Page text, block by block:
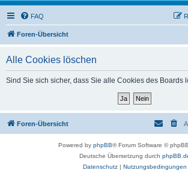
FAQ
Foren-Übersicht
Alle Cookies löschen
Sind Sie sich sicher, dass Sie alle Cookies des Boards
Foren-Übersicht
Powered by phpBB® Forum Software ©
Deutsche Übersetzung durch
Datenschutz| Nutzungsbedingungen